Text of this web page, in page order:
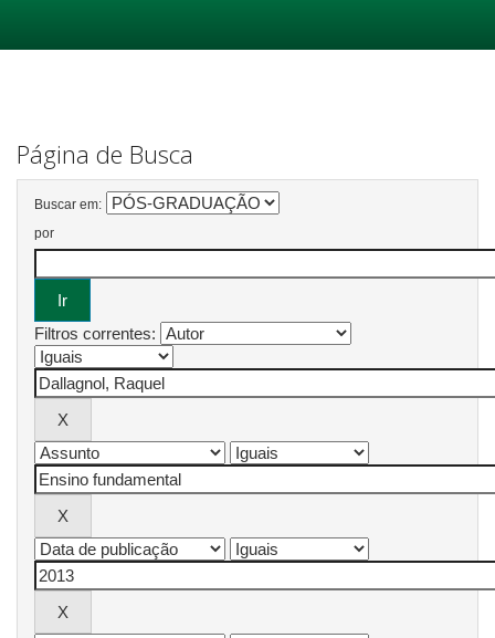
Página de Busca
Buscar em:
por
Filtros correntes: